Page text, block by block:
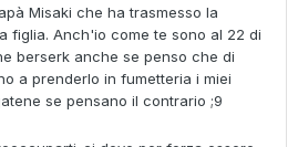
Misaki che ha trasmesso la
figlia. Anch'io come te sono al 22 di
berserk anche se penso che di
a prenderlo in fumetteria i miei
se pensano il contrario ;9